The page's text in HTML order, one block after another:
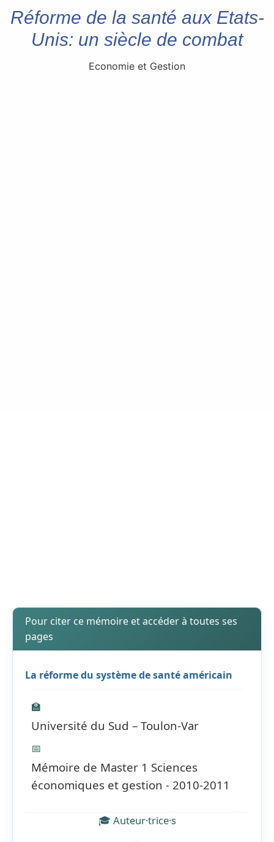
Réforme de la santé aux Etats-
Unis: un siècle de combat
Economie et Gestion
Pour citer ce mémoire et accéder à toutes ses
pages
La réforme du système de santé américain
🏫
Université du Sud – Toulon-Var
📅
Mémoire de Master 1 Sciences
économiques et gestion - 2010-2011
🎓 Auteur·trice·s